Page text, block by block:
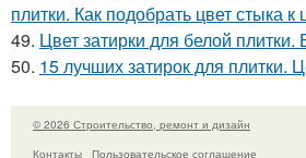
плитки. Как подобрать цвет стыка к
49. Цвет затирки для белой
50. 15 лучших затирок для плитки.
© 2026 Строительство, ремонт и дизайн
Контакты
Пользовательское соглашение